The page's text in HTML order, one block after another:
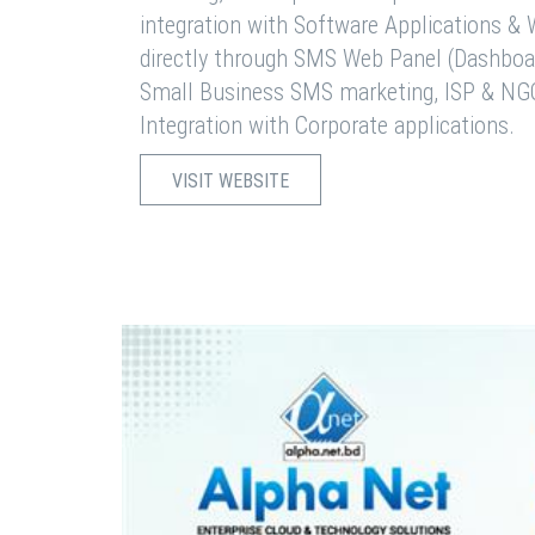
integration with Software Applications &
directly through SMS Web Panel
Small Business SMS marketing, ISP &
Integration with Corporate applications.
VISIT WEBSITE